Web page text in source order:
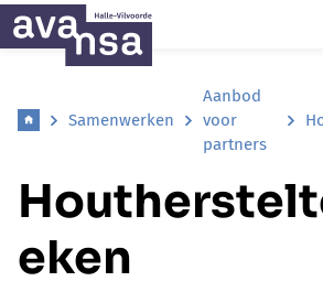
Samenwerken
Aanbod
voor
partners
eken